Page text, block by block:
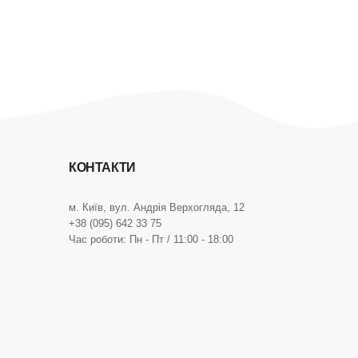
КОНТАКТИ
м. Київ, вул. Андрія Верхогляда, 12
+38 (095) 642 33 75
Час роботи: Пн - Пт / 11:00 - 18:00